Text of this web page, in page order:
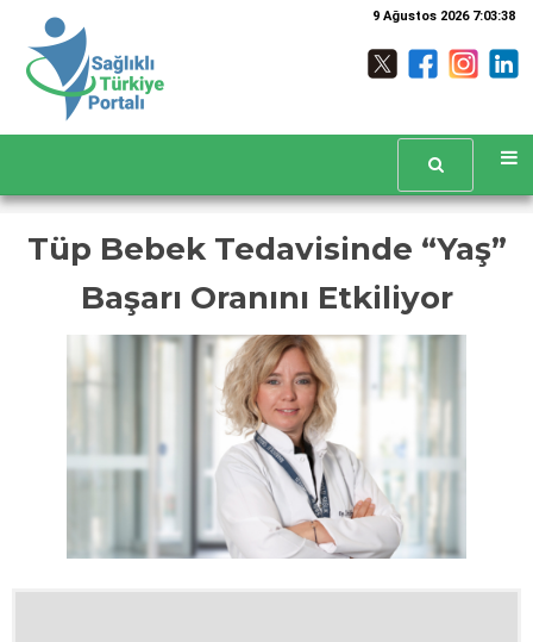
9 Ağustos 2026 7:03:38
Tüp Bebek Tedavisinde “Yaş”
Başarı Oranını Etkiliyor